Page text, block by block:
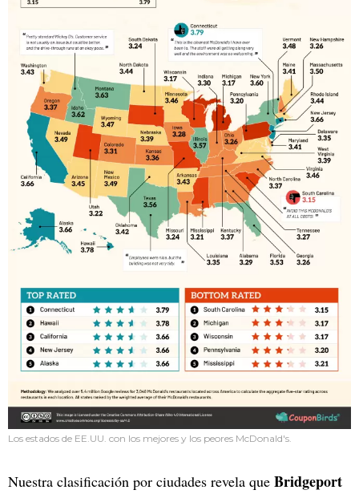
Los estados de EE.UU. con los mejores y los peores McDonald's.
Nuestra clasificación por ciudades revela que Bridgeport